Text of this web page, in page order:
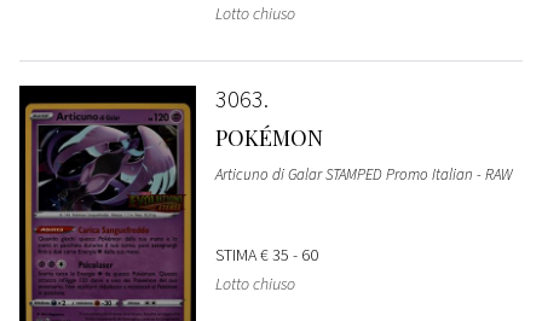
Lotto chiuso
3063
POKÉMON
Articuno di Galar STAMPED Promo Italian - RAW
STIMA€ 35 - 60
Lotto chiuso